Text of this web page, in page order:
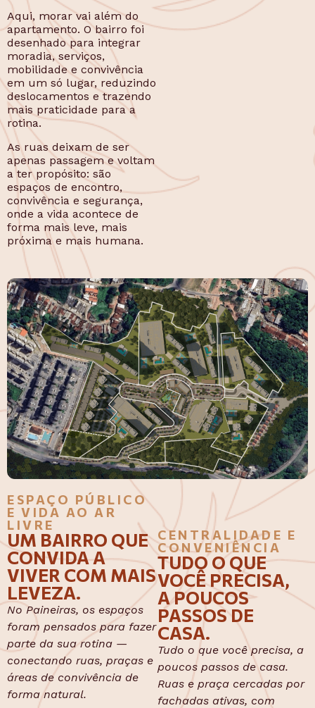
Aqui, morar vai além do
apartamento. O bairro foi
desenhado para integrar
moradia, serviços,
mobilidade e convivência
em um só lugar, reduzindo
deslocamentos e trazendo
mais praticidade para a
rotina.
As ruas deixam de ser
apenas passagem e voltam
a ter propósito: são
espaços de encontro,
convivência e segurança,
onde a vida acontece de
forma mais leve, mais
próxima e mais humana.
ESPAÇO PÚBLICO
E VIDA AO AR
LIVRE
UM BAIRRO QUE
CONVIDA A
VIVER COM MAIS
LEVEZA.
No Paineiras, os espaços
foram pensados para fazer
parte da sua rotina —
conectando ruas, praças e
áreas de convivência de
forma natural.
CENTRALIDADE E
CONVENIÊNCIA
TUDO O QUE
VOCÊ PRECISA,
A POUCOS
PASSOS DE
CASA.
Tudo o que você precisa, a
poucos passos de casa.
Ruas e praça cercadas por
fachadas ativas, com